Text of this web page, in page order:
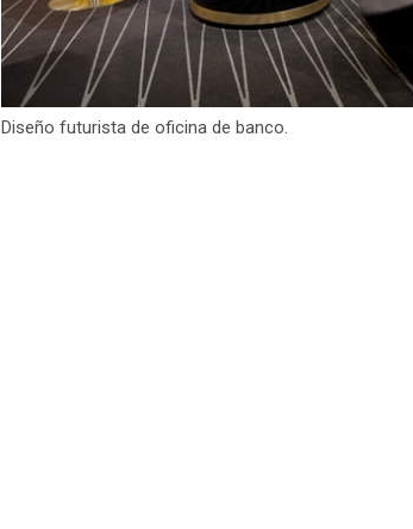
Diseño futurista de oficina de banco.